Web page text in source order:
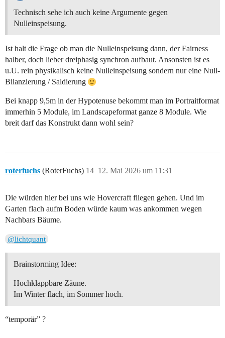
Technisch sehe ich auch keine Argumente gegen
Nulleinspeisung.
Ist halt die Frage ob man die Nulleinspeisung dann, der Fairness
halber, doch lieber dreiphasig synchron aufbaut. Ansonsten ist es
u.U. rein physikalisch keine Nulleinspeisung sondern nur eine Null-
Bilanzierung / Saldierung
Bei knapp 9,5m in der Hypotenuse bekommt man im Portraitformat
immerhin 5 Module, im Landscapeformat ganze 8 Module. Wie
breit darf das Konstrukt dann wohl sein?
roterfuchs (RoterFuchs) 12. Mai 2026 um 11:31
14
Die würden hier bei uns wie Hovercraft fliegen gehen. Und im
Garten flach aufm Boden würde kaum was ankommen wegen
Nachbars Bäume.
@lichtquant
Brainstorming Idee:
Hochklappbare Zäune.
Im Winter flach, im Sommer hoch.
“temporär” ?